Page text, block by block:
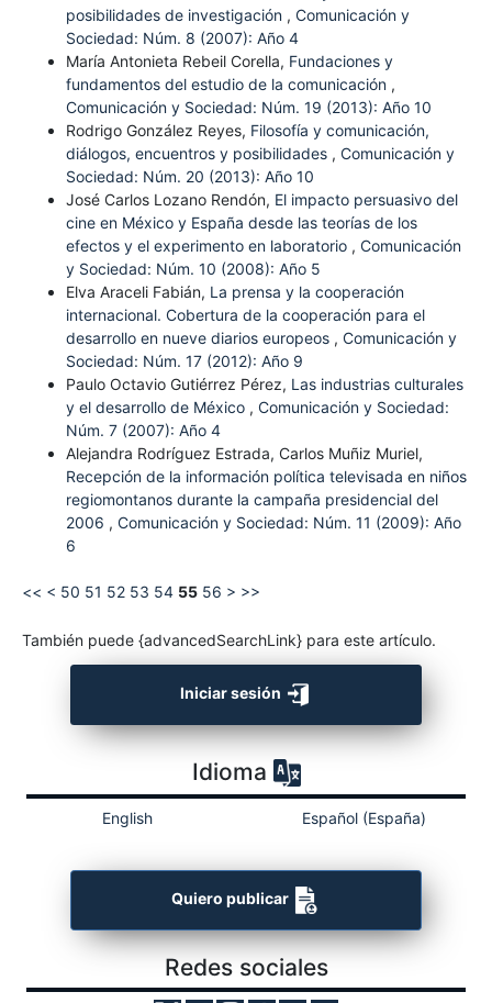
posibilidades de investigación , Comunicación y
Sociedad: Núm. 8 (2007): Año 4
María Antonieta Rebeil Corella, Fundaciones y
fundamentos del estudio de la comunicación ,
Comunicación y Sociedad: Núm. 19 (2013): Año 10
Rodrigo González Reyes, Filosofía y comunicación,
diálogos, encuentros y posibilidades , Comunicación y
Sociedad: Núm. 20 (2013): Año 10
José Carlos Lozano Rendón, El impacto persuasivo del
cine en México y España desde las teorías de los
efectos y el experimento en laboratorio , Comunicación
y Sociedad: Núm. 10 (2008): Año 5
Elva Araceli Fabián, La prensa y la cooperación
internacional. Cobertura de la cooperación para el
desarrollo en nueve diarios europeos , Comunicación y
Sociedad: Núm. 17 (2012): Año 9
Paulo Octavio Gutiérrez Pérez, Las industrias culturales
y el desarrollo de México , Comunicación y Sociedad:
Núm. 7 (2007): Año 4
Alejandra Rodríguez Estrada, Carlos Muñiz Muriel,
Recepción de la información política televisada en niños
regiomontanos durante la campaña presidencial del
2006 , Comunicación y Sociedad: Núm. 11 (2009): Año
6
<< < 50 51 52 53 54 55 56 > >>
También puede {advancedSearchLink} para este artículo.
Iniciar sesión
Idioma
English Español (España)
Quiero publicar
Redes sociales